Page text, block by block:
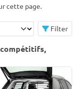
cette page.
Filter
compétitifs,